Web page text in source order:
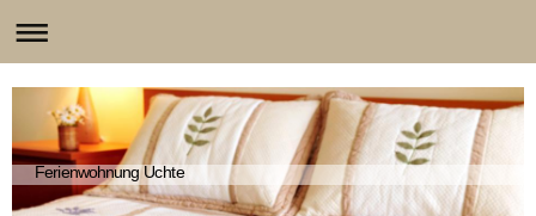
Ferienwohnung Uchte